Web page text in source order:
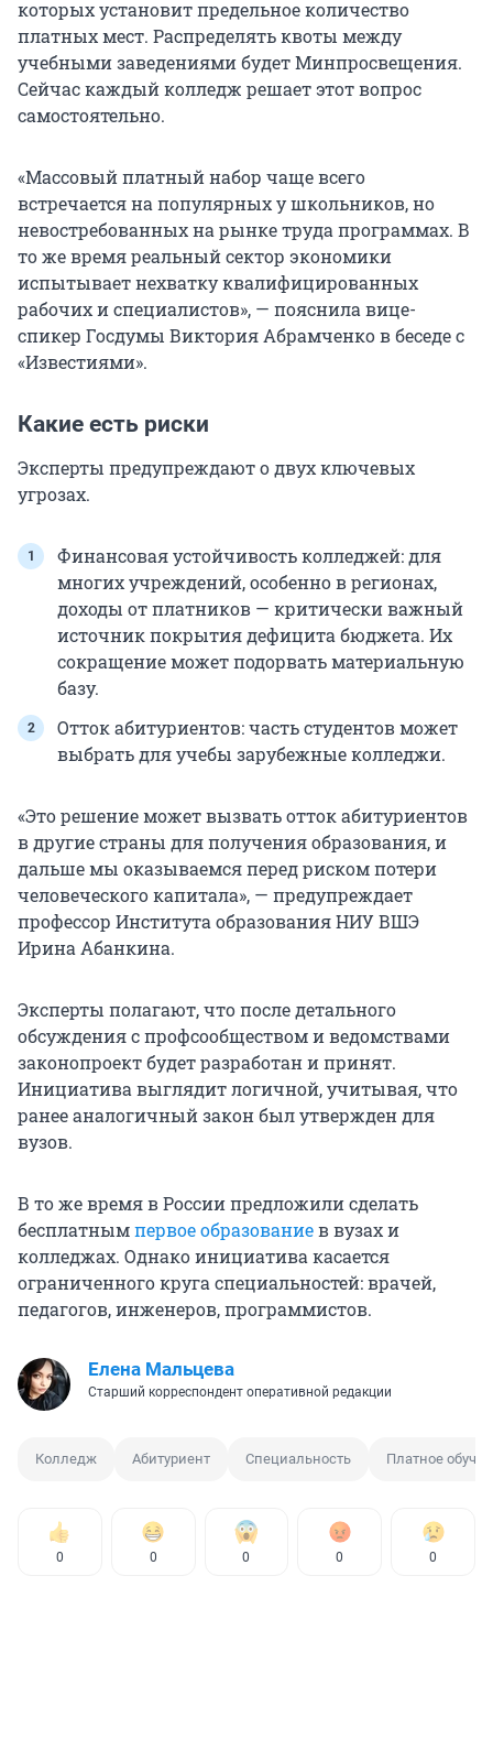
которых установит предельное количество
платных мест. Распределять квоты между
учебными заведениями будет Минпросвещения.
Сейчас каждый колледж решает этот вопрос
самостоятельно.
«Массовый платный набор чаще всего
встречается на популярных у школьников, но
невостребованных на рынке труда программах. В
то же время реальный сектор экономики
испытывает нехватку квалифицированных
рабочих и специалистов», — пояснила вице-
спикер Госдумы Виктория Абрамченко в беседе с
«Известиями».
Какие есть риски
Эксперты предупреждают о двух ключевых
угрозах.
Финансовая устойчивость колледжей: для
многих учреждений, особенно в регионах,
доходы от платников — критически важный
источник покрытия дефицита бюджета. Их
сокращение может подорвать материальную
базу.
Отток абитуриентов: часть студентов может
выбрать для учебы зарубежные колледжи.
«Это решение может вызвать отток абитуриентов
в другие страны для получения образования, и
дальше мы оказываемся перед риском потери
человеческого капитала», — предупреждает
профессор Института образования НИУ ВШЭ
Ирина Абанкина.
Эксперты полагают, что после детального
обсуждения с профсообществом и ведомствами
законопроект будет разработан и принят.
Инициатива выглядит логичной, учитывая, что
ранее аналогичный закон был утвержден для
вузов.
В то же время в России предложили сделать
бесплатнымпервое образованиев вузах и
колледжах. Однако инициатива касается
ограниченного круга специальностей: врачей,
педагогов, инженеров, программистов.
Елена Мальцева
Старший корреспондент оперативной редакции
Колледж Абитуриент Специальность Платное
0 0 0 0 0